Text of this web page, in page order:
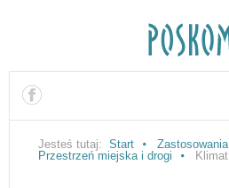
Jesteś tutaj: Start
Zastosowania
Przestrzeń miejska i drogi
Klimat